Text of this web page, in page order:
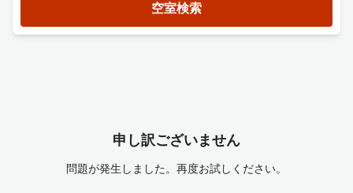
空室検索
申し訳ございません
問題が発生しました。再度お試しください。